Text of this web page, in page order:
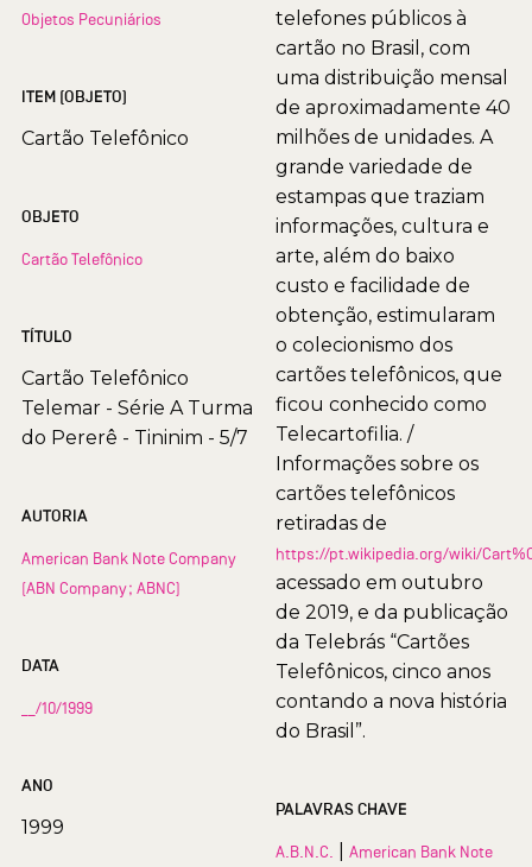
Objetos Pecuniários
ITEM (OBJETO)
Cartão Telefônico
OBJETO
Cartão Telefônico
TÍTULO
Cartão Telefônico
Telemar - Série A Turma
do Pererê - Tininim - 5/7
AUTORIA
American Bank Note Company
(ABN Company; ABNC)
DATA
__/10/1999
ANO
1999
telefones públicos à
cartão no Brasil, com
uma distribuição mensal
de aproximadamente 40
milhões de unidades. A
grande variedade de
estampas que traziam
informações, cultura e
arte, além do baixo
custo e facilidade de
obtenção, estimularam
o colecionismo dos
cartões telefônicos, que
ficou conhecido como
Telecartofilia. /
Informações sobre os
cartões telefônicos
retiradas de
https://pt.wikipedia.org/wiki/
acessado em outubro
de 2019, e da publicação
da Telebrás “Cartões
Telefônicos, cinco anos
contando a nova história
do Brasil”.
PALAVRAS CHAVE
A.B.N.C.
American Bank Note